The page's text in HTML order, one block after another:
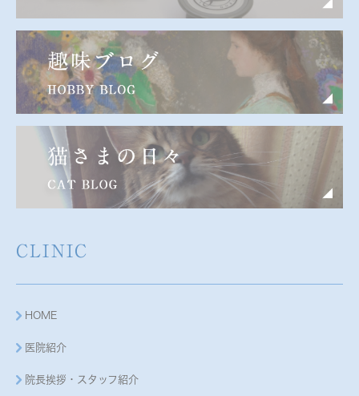
CLINIC
HOME
医院紹介
院長挨拶・スタッフ紹介